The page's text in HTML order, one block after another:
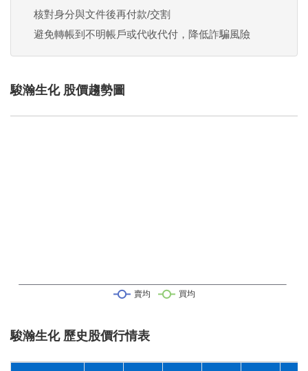
核對身分與文件後再付款/交割
避免轉帳到不明帳戶或代收代付，降低詐騙風險
駿瀚生化 股價趨勢圖
駿瀚生化 歷史股價行情表